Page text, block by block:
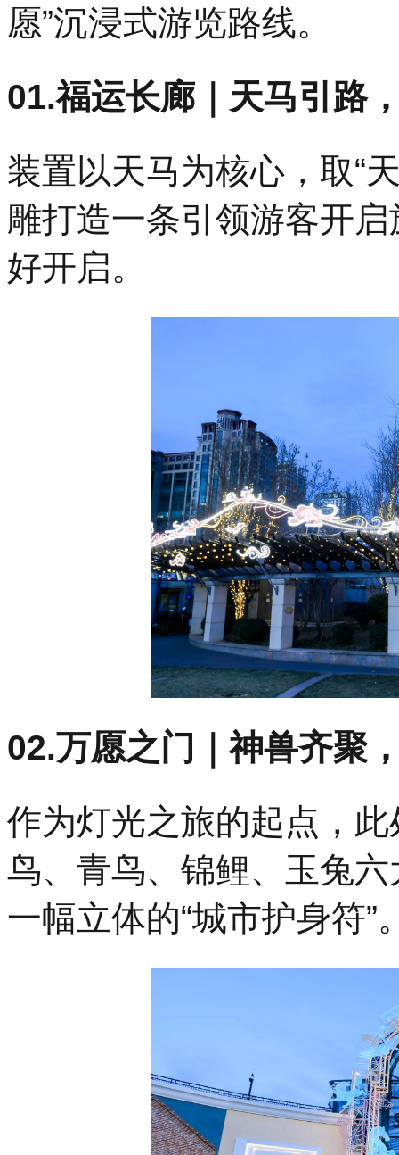
愿”沉浸式游览路线。
01.福运长廊｜天马引路
装置以天马为核心，取“
雕打造一条引领游客开
好开启。
02.万愿之门｜神兽齐聚
作为灯光之旅的起点，
鸟、青鸟、锦鲤、玉兔
一幅立体的“城市护身符”